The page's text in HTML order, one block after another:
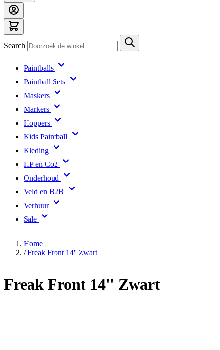
Search
Paintballs
Paintball Sets
Maskers
Markers
Hoppers
Kids Paintball
Kleding
HP en Co2
Onderhoud
Veld en B2B
Verhuur
Sale
Home
/ Freak Front 14'' Zwart
Freak Front 14'' Zwart